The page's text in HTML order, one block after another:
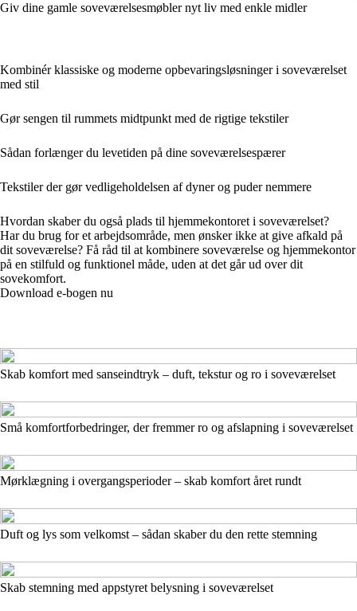
Giv dine gamle soveværelsesmøbler nyt liv med enkle midler
Kombinér klassiske og moderne opbevaringsløsninger i soveværelset
med stil
Gør sengen til rummets midtpunkt med de rigtige tekstiler
Sådan forlænger du levetiden på dine soveværelsespærer
Tekstiler der gør vedligeholdelsen af dyner og puder nemmere
Hvordan skaber du også plads til hjemmekontoret i soveværelset?
Har du brug for et arbejdsområde, men ønsker ikke at give afkald på
dit soveværelse? Få råd til at kombinere soveværelse og hjemmekontor
på en stilfuld og funktionel måde, uden at det går ud over dit
sovekomfort.
Download e-bogen nu
Skab komfort med sanseindtryk – duft, tekstur og ro i soveværelset
Små komfortforbedringer, der fremmer ro og afslapning i soveværelset
Mørklægning i overgangsperioder – skab komfort året rundt
Duft og lys som velkomst – sådan skaber du den rette stemning
Skab stemning med appstyret belysning i soveværelset